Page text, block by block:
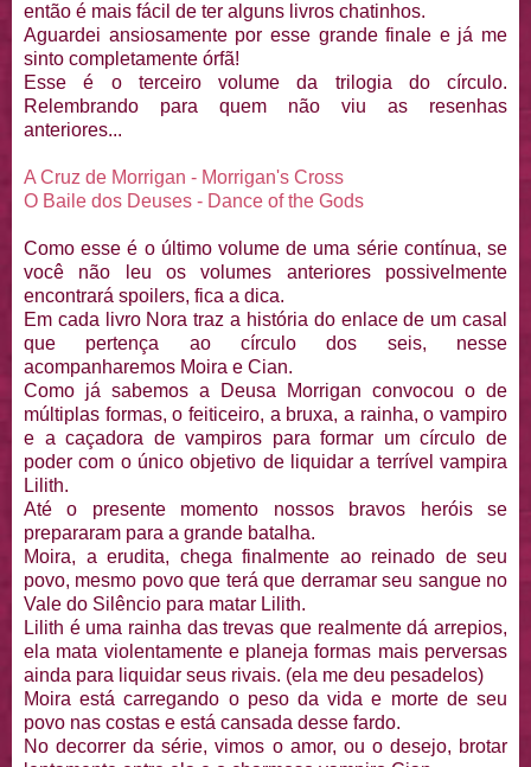
então é mais fácil de ter alguns livros chatinhos.
Aguardei ansiosamente por esse grande finale e já me
sinto completamente órfã!
Esse é o terceiro volume da trilogia do círculo.
Relembrando para quem não viu as resenhas
anteriores...
A Cruz de Morrigan - Morrigan's Cross
O Baile dos Deuses - Dance of the Gods
Como esse é o último volume de uma série contínua, se
você não leu os volumes anteriores possivelmente
encontrará spoilers, fica a dica.
Em cada livro Nora traz a história do enlace de um casal
que pertença ao círculo dos seis, nesse
acompanharemos Moira e Cian.
Como já sabemos a Deusa Morrigan convocou o de
múltiplas formas, o feiticeiro, a bruxa, a rainha, o vampiro
e a caçadora de vampiros para formar um círculo de
poder com o único objetivo de liquidar a terrível vampira
Lilith.
Até o presente momento nossos bravos heróis se
prepararam para a grande batalha.
Moira, a erudita, chega finalmente ao reinado de seu
povo, mesmo povo que terá que derramar seu sangue no
Vale do Silêncio para matar Lilith.
Lilith é uma rainha das trevas que realmente dá arrepios,
ela mata violentamente e planeja formas mais perversas
ainda para liquidar seus rivais. (ela me deu pesadelos)
Moira está carregando o peso da vida e morte de seu
povo nas costas e está cansada desse fardo.
No decorrer da série, vimos o amor, ou o desejo, brotar